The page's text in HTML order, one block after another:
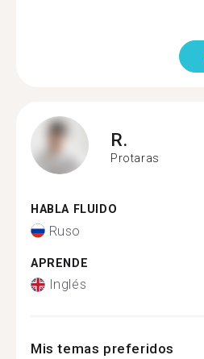
R.
Protaras
HABLA FLUIDO
Ruso
APRENDE
Inglés
Mis temas preferidos